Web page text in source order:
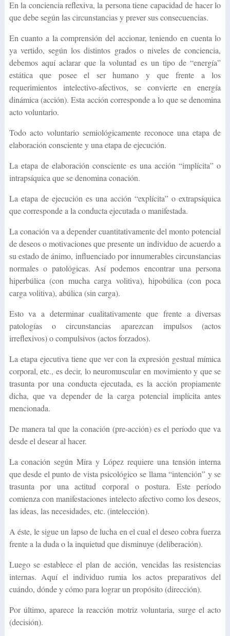
En la conciencia reflexiva, la persona tiene capacidad de hacer lo
que debe según las circunstancias y prever sus consecuencias.
En cuanto a la comprensión del accionar, teniendo en cuenta lo
ya vertido, según los distintos grados o niveles de conciencia,
debemos aquí aclarar que la voluntad es un tipo de “energía”
estática que posee el ser humano y que frente a los
requerimientos intelectivo-afectivos, se convierte en energía
dinámica (acción). Esta acción corresponde a lo que se denomina
acto voluntario.
Todo acto voluntario semiológicamente reconoce una etapa de
elaboración consciente y una etapa de ejecución.
La etapa de elaboración consciente es una acción “implícita” o
intrapsíquica que se denomina conación.
La etapa de ejecución es una acción “explícita” o extrapsíquica
que corresponde a la conducta ejecutada o manifestada.
La conación va a depender cuantitativamente del monto potencial
de deseos o motivaciones que presente un individuo de acuerdo a
su estado de ánimo, influenciado por innumerables circunstancias
normales o patológicas. Así podemos encontrar una persona
hiperbúlica (con mucha carga volitiva), hipobúlica (con poca
carga volitiva), abúlica (sin carga).
Esto va a determinar cualitativamente que frente a diversas
patologías o circunstancias aparezcan impulsos (actos
irreflexivos) o compulsivos (actos forzados).
La etapa ejecutiva tiene que ver con la expresión gestual mímica
corporal, etc., es decir, lo neuromuscular en movimiento y que se
trasunta por una conducta ejecutada, es la acción propiamente
dicha, que va depender de la carga potencial implícita antes
mencionada.
De manera tal que la conación (pre-acción) es el período que va
desde el desear al hacer.
La conación según Mira y López requiere una tensión interna
que desde el punto de vista psicológico se llama “intención” y se
trasunta por una actitud corporal o postura. Este período
comienza con manifestaciones intelecto afectivo como los deseos,
las ideas, las necesidades, etc. (intelección).
A éste, le sigue un lapso de lucha en el cual el deseo cobra fuerza
frente a la duda o la inquietud que disminuye (deliberación).
Luego se establece el plan de acción, vencidas las resistencias
internas. Aquí el individuo rumia los actos preparativos del
cuándo, dónde y cómo para lograr un propósito (dirección).
Por último, aparece la reacción motriz voluntaria, surge el acto
(decisión).